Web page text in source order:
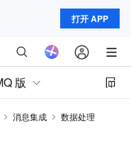
打开 APP
版
消息集成
数据处理